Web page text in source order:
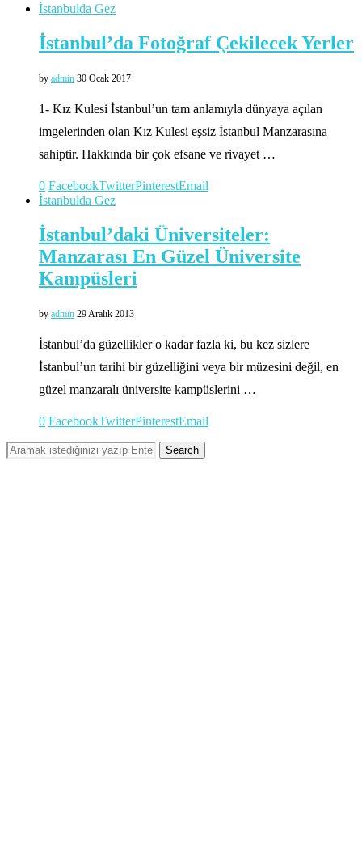
İstanbulda Gez
İstanbul’da Fotoğraf Çekilecek Yerler
by admin 30 Ocak 2017
1- Kız Kulesi İstanbul’un tam anlamıyla dünyaya açılan
imgelerinden olan Kız Kulesi eşsiz İstanbul Manzarasına
sahiptir. Hakkında bir çok efsane ve rivayet …
0 FacebookTwitterPinterestEmail
İstanbulda Gez
İstanbul’daki Üniversiteler:
Manzarası En Güzel Üniversite
Kampüsleri
by admin 29 Aralık 2013
İstanbul’da güzellikler o kadar fazla ki, bu kez sizlere
İstanbul’un tarihi bir güzelliğini veya bir müzesini değil, en
güzel manzaralı üniversite kampüslerini …
0 FacebookTwitterPinterestEmail